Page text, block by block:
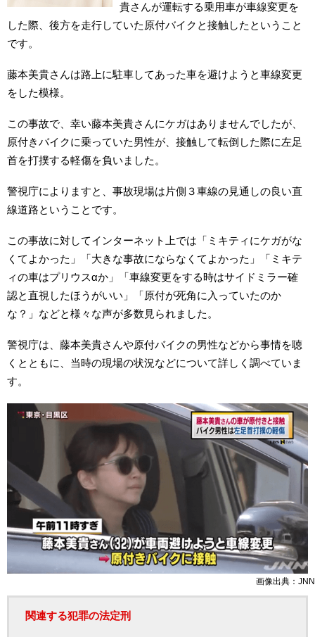
貴さんが運転する乗用車が車線変更を
した際、後方を走行していた原付バイクと接触したということ
です。
藤本美貴さんは路上に駐車してあった車を避けようと車線変更
をした模様。
この事故で、幸い藤本美貴さんにケガはありませんでしたが、
原付きバイクに乗っていた男性が、接触して転倒した際に左足
首を打撲する軽傷を負いました。
警視庁によりますと、事故現場は片側３車線の見通しの良い直
線道路ということです。
この事故に対してインターネット上では「ミキティにケガがな
くてよかった」「大きな事故にならなくてよかった」「ミキテ
ィの車はプリウスαか」「車線変更をする時はサイドミラー確
認と直視したほうがいい」「原付が死角に入っていたのか
な？」などと様々な声が多数見られました。
警視庁は、藤本美貴さんや原付バイクの男性などから事情を聴
くとともに、当時の現場の状況などについて詳しく調べていま
す。
画像出典：JNN
関連する犯罪の法定刑